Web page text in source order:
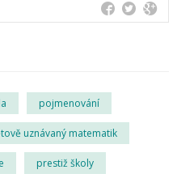
pojmenování
uznávaný matematik
prestiž školy